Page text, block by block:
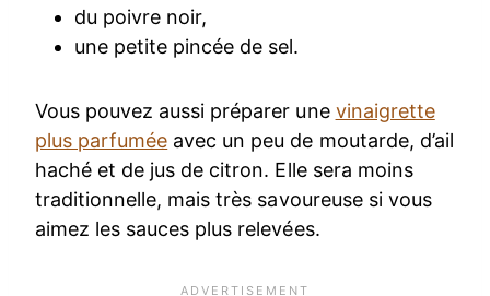
du poivre noir,
une petite pincée de sel.
Vous pouvez aussi préparer une vinaigrette
plus parfumée avec un peu de moutarde, d’ail
haché et de jus de citron. Elle sera moins
traditionnelle, mais très savoureuse si vous
aimez les sauces plus relevées.